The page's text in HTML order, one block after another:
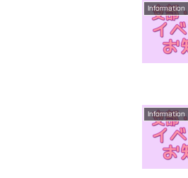
Information
Information